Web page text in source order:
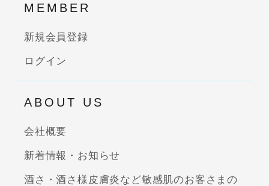
MEMBER
新規会員登録
ログイン
ABOUT US
会社概要
新着情報・お知らせ
酒さ・酒さ様皮膚炎など敏感肌のお客さまの